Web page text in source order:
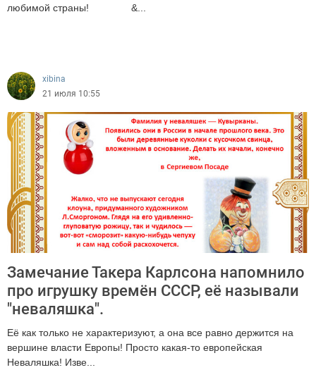
любимой страны! &...
xibina
21 июля 10:55
Замечание Такера Карлсона напомнило
про игрушку времён СССР, её называли
"неваляшка".
Её как только не характеризуют, а она все равно держится на
вершине власти Европы! Просто какая-то европейская
Неваляшка! Изве...